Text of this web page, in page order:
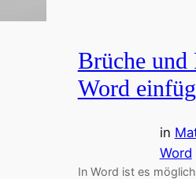
Brüche und
Word
in
Word
In Word ist es